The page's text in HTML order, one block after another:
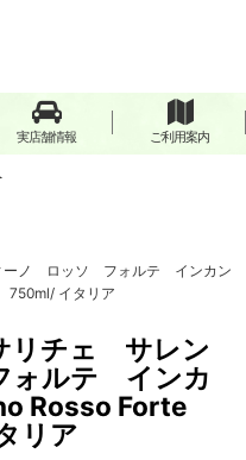
実店舗情報 ご利用案内
ーノ ロッソ フォルテ インカン
イタリア
リチェ サレン
ルテ インカ
Rosso Forte
リア